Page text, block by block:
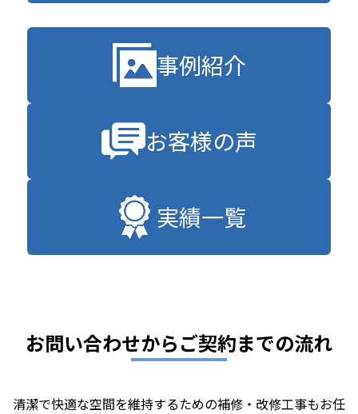
事例紹介
お客様の声
実績一覧
お問い合わせからご契約までの流れ
清潔で快適な空間を維持するための補修・改修工事もお任